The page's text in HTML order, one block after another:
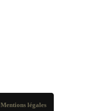
Mentions légales